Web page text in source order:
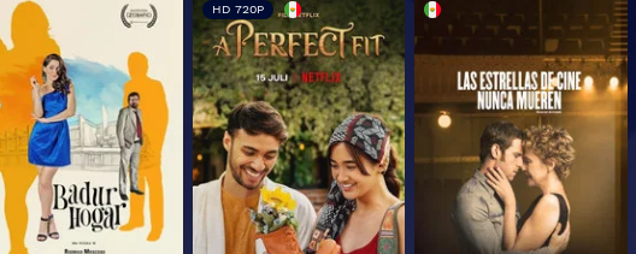
HD 720P